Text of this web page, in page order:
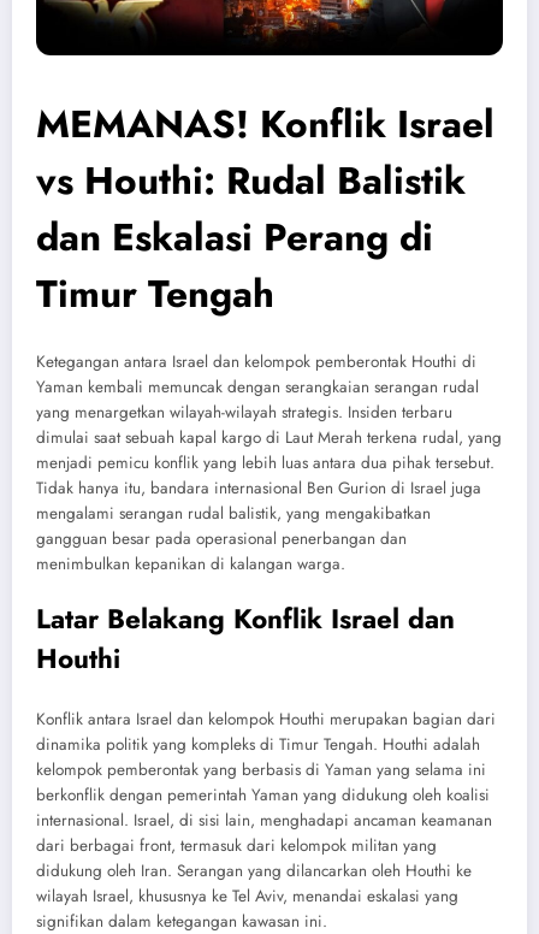
MEMANAS! Konflik Israel
vs Houthi: Rudal Balistik
dan Eskalasi Perang di
Timur Tengah
Ketegangan antara Israel dan kelompok pemberontak Houthi di
Yaman kembali memuncak dengan serangkaian serangan rudal
yang menargetkan wilayah-wilayah strategis. Insiden terbaru
dimulai saat sebuah kapal kargo di Laut Merah terkena rudal, yang
menjadi pemicu konflik yang lebih luas antara dua pihak tersebut.
Tidak hanya itu, bandara internasional Ben Gurion di Israel juga
mengalami serangan rudal balistik, yang mengakibatkan
gangguan besar pada operasional penerbangan dan
menimbulkan kepanikan di kalangan warga.
Latar Belakang Konflik Israel dan
Houthi
Konflik antara Israel dan kelompok Houthi merupakan bagian dari
dinamika politik yang kompleks di Timur Tengah. Houthi adalah
kelompok pemberontak yang berbasis di Yaman yang selama ini
berkonflik dengan pemerintah Yaman yang didukung oleh koalisi
internasional. Israel, di sisi lain, menghadapi ancaman keamanan
dari berbagai front, termasuk dari kelompok militan yang
didukung oleh Iran. Serangan yang dilancarkan oleh Houthi ke
wilayah Israel, khususnya ke Tel Aviv, menandai eskalasi yang
signifikan dalam ketegangan kawasan ini.